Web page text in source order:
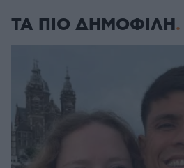
ΤΑ ΠΙΟ ΔΗΜΟΦΙΛΗ